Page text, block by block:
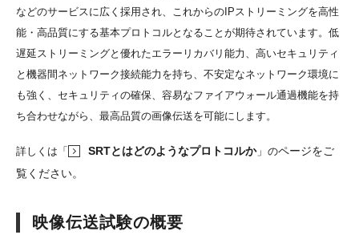
などのサービスに広く採用され、これからのIPストリーミングを高性
能・高品質にする基本プロトコルとなることが期待されています。低
遅延ストリーミングと優れたエラーリカバリ能力、高いセキュリティ
と機器間ネットワーク接続能力を持ち、不安定なネットワーク環境に
も強く、セキュリティの確保、容易なファイアウォール通過機能を持
ち合わせながら、最⾼品質の画像伝送を可能にします。
詳しくは「 SRTとはどのようなプロトコルか」 のページをご
覧ください。
映像伝送試験の概要